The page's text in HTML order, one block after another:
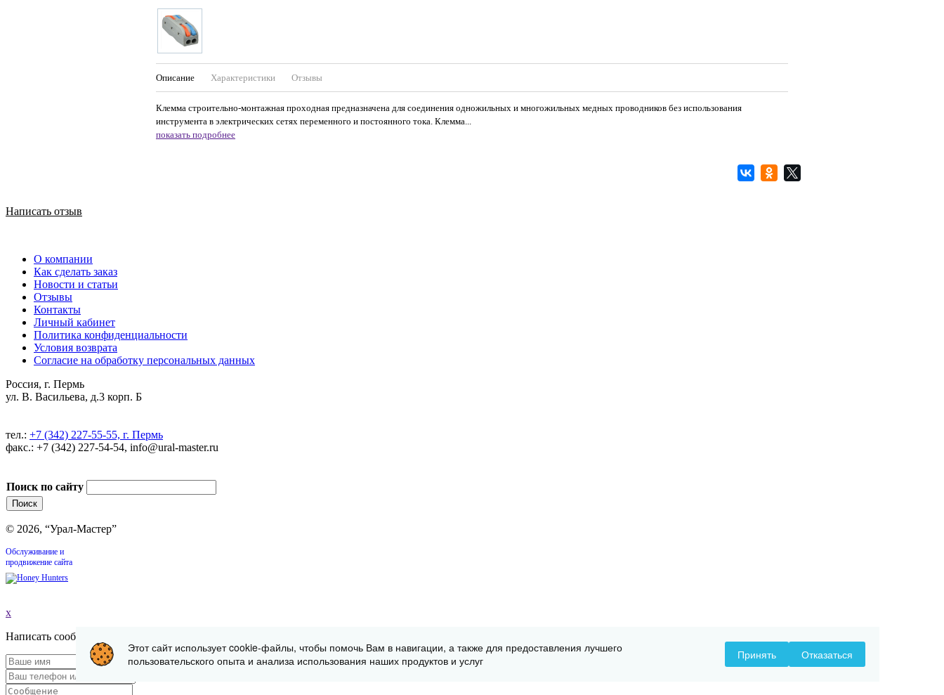
Описание Характеристики Отзывы
Клемма строительно-монтажная проходная предназначена для соединения одножильных и многожильных медных проводников без использования
инструмента в электрических сетях переменного и постоянного тока. Клемма...
показать подробнее
Написать отзыв
О компании
Как сделать заказ
Новости и статьи
Отзывы
Контакты
Личный кабинет
Политика конфиденциальности
Условия возврата
Согласие на обработку персональных данных
Россия, г. Пермь
ул. В. Васильева, д.3 корп. Б
тел.: +7 (342) 227-55-55, г. Пермь
факс.: +7 (342) 227-54-54, info@ural-master.ru
Поиск по сайту
© 2026, “Урал-Мастер”
Обслуживание и
продвижение сайта
x
Написать сообщение
Этот сайт использует cookie-файлы, чтобы помочь Вам в навигации, а также для предоставления лучшего
пользовательского опыта и анализа использования наших продуктов и услуг
Принять Отказаться